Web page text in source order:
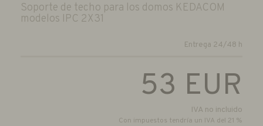
Soporte de techo para los domos KEDACOM
modelos IPC 2X31
Entrega 24/48 h
53 EUR
IVA no incluido
Con impuestos tendría un IVA del 21 %